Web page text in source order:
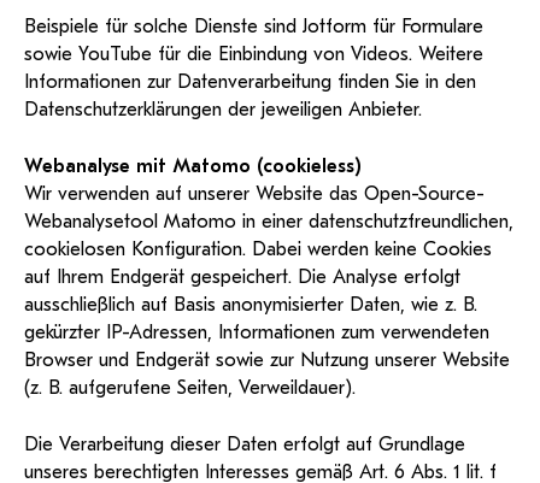
Beispiele für solche Dienste sind Jotform für Formulare
sowie YouTube für die Einbindung von Videos. Weitere
Informationen zur Datenverarbeitung finden Sie in den
Datenschutzerklärungen der jeweiligen Anbieter.
Webanalyse mit Matomo (cookieless)
Wir verwenden auf unserer Website das Open-Source-
Webanalysetool Matomo in einer datenschutzfreundlichen,
cookielosen Konfiguration. Dabei werden keine Cookies
auf Ihrem Endgerät gespeichert. Die Analyse erfolgt
ausschließlich auf Basis anonymisierter Daten, wie z. B.
gekürzter IP-Adressen, Informationen zum verwendeten
Browser und Endgerät sowie zur Nutzung unserer Website
(z. B. aufgerufene Seiten, Verweildauer).
Die Verarbeitung dieser Daten erfolgt auf Grundlage
unseres berechtigten Interesses gemäß Art. 6 Abs. 1 lit. f